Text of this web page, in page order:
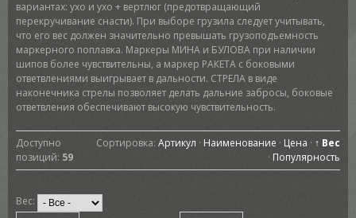
вариантах: ухо и ухо + вертлюг (предотвращающий
перекручивание снасти). При выборе грузила следует учитывать,
что его вес должен значительно превышать грузоподъемность
маркерного поплавка. Маркеры МИНА и БУЛОВА при наличии
шипов более чувствительны, а маркер РАКЕТА с боковыми
ответвлениями выигрывает в дальности. СТРЕЛА в виде
наконечника стрелы позволяет делать дальние забросы, боковые
ответвления обеспечивают высокую чувствительность.
Доступно
позиций: 59
Сортировка: Артикул · Наименование · Цена · ↑ Вес
· Популярность
Вес: